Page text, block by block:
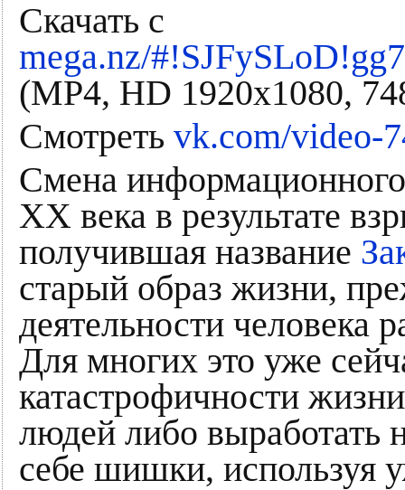
Скачать с
mega.nz/
(MP4, HD 1920x1080,
Смотреть vk.com/video-
Смена
ХХ века в результате
получившая название
старый образ жизни,
деятельности человека
Для многих это уже
катастрофичности
людей либо выработать
себе шишки, используя